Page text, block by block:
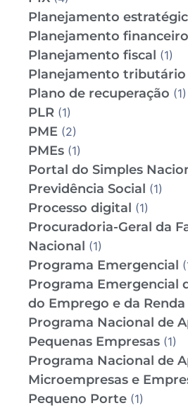
Planejamento
Planejamento financeiro
Planejamento fiscal (1)
Planejamento tributário
Plano de recuperação (1)
PLR (1)
PME (2)
PMEs (1)
Portal do Simples
Previdência Social (1)
Processo digital (1)
Procuradoria-Geral da
Nacional (1)
Programa Emergencial
Programa Emergencial
do Emprego e da Renda
Programa Nacional de
Pequenas Empresas (1)
Programa Nacional de
Microempresas e
Pequeno Porte (1)